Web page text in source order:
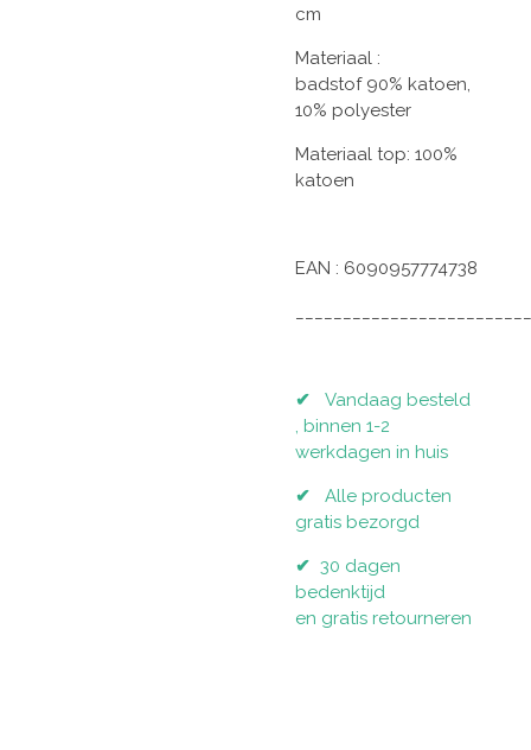
cm
Materiaal :
badstof 90% katoen,
10% polyester
Materiaal top: 100%
katoen
EAN : 6090957774738
✔
Vandaag besteld
, binnen 1-2
werkdagen in huis
✔
Alle producten
gratis bezorgd
✔ 30 dagen
bedenktijd
en gratis retourneren